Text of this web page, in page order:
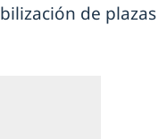
de plazas